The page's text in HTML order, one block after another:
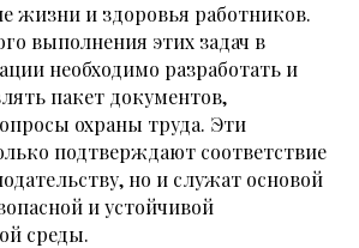
жизни и здоровья работников.
выполнения этих задач в
необходимо разработать и
пакет документов,
охраны труда. Эти
подтверждают соответствие
но и служат основой
и устойчивой
среды.